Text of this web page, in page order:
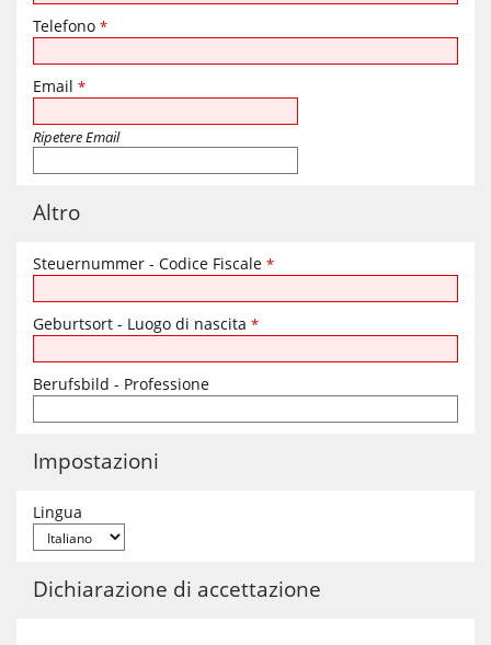
Telefono *
Email *
Ripetere Email
Altro
Steuernummer - Codice Fiscale *
Geburtsort - Luogo di nascita *
Berufsbild - Professione
Impostazioni
Lingua
Dichiarazione di accettazione